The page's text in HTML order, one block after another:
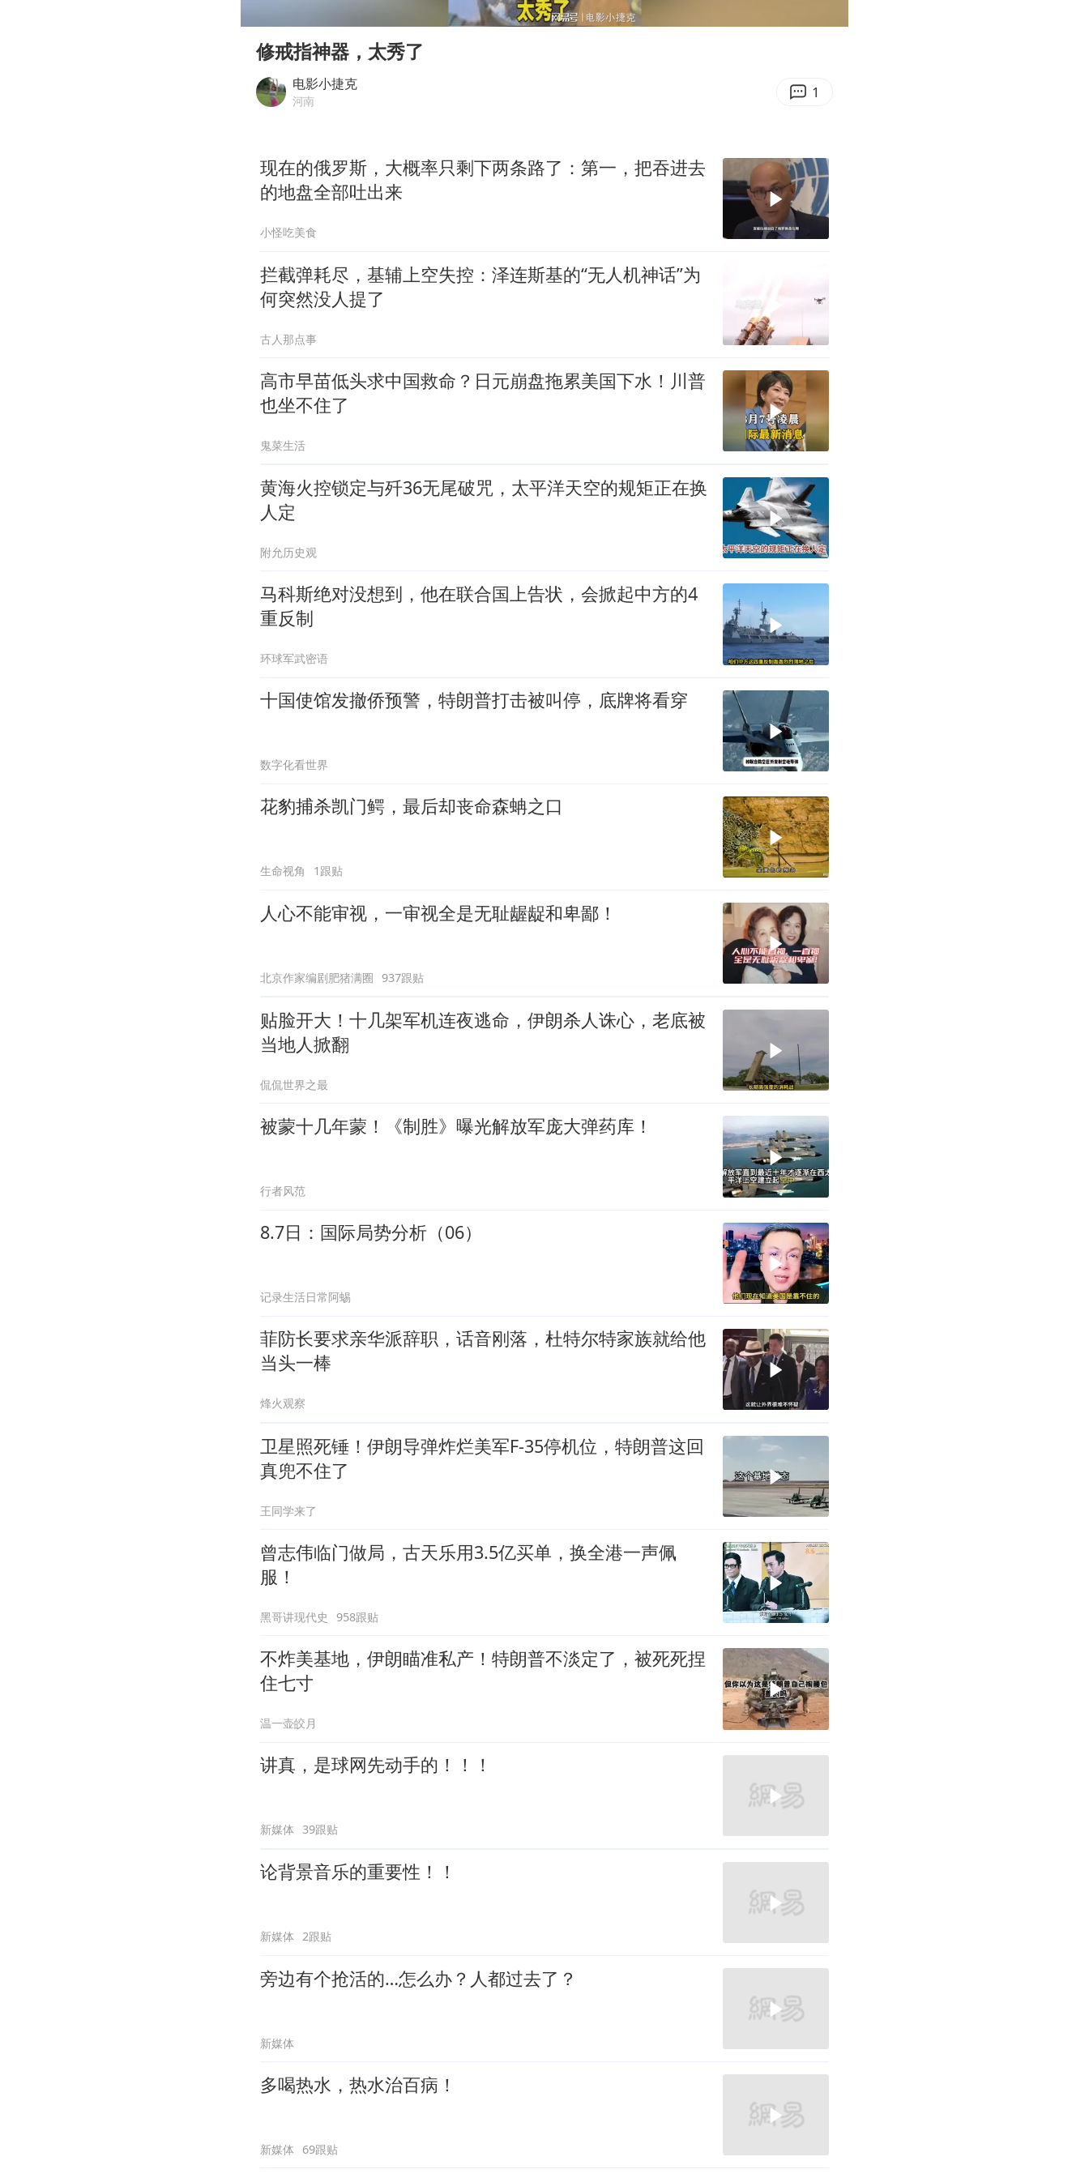
光伏八巨头签署“不低于成本价”倡议
胡彦斌获《歌手2026》歌王
2名小孩玩手机低头幅度近乎折叠
四川宜宾地震网友称睡觉被摇醒
修戒指神器，太秀了
电影小捷克
河南 1
现在的俄罗斯，大概率只剩下两条路了：第一，把吞进去
的地盘全部吐出来
小怪吃美食
拦截弹耗尽，基辅上空失控：泽连斯基的“无人机神话”为
何突然没人提了
古人那点事
高市早苗低头求中国救命？日元崩盘拖累美国下水！川普
也坐不住了
鬼菜生活
黄海火控锁定与歼36无尾破咒，太平洋天空的规矩正在换
人定
附允历史观
马科斯绝对没想到，他在联合国上告状，会掀起中方的4
重反制
环球军武密语
十国使馆发撤侨预警，特朗普打击被叫停，底牌将看穿
数字化看世界
花豹捕杀凯门鳄，最后却丧命森蚺之口
生命视角 1跟贴
人心不能审视，一审视全是无耻龌龊和卑鄙！
北京作家编剧肥猪满圈 937跟贴
贴脸开大！十几架军机连夜逃命，伊朗杀人诛心，老底被
当地人掀翻
侃侃世界之最
被蒙十几年蒙！《制胜》曝光解放军庞大弹药库！
行者风范
8.7日：国际局势分析（06）
记录生活日常阿蜴
菲防长要求亲华派辞职，话音刚落，杜特尔特家族就给他
当头一棒
烽火观察
卫星照死锤！伊朗导弹炸烂美军F-35停机位，特朗普这回
真兜不住了
王同学来了
曾志伟临门做局，古天乐用3.5亿买单，换全港一声佩
服！
黑哥讲现代史 958跟贴
不炸美基地，伊朗瞄准私产！特朗普不淡定了，被死死捏
住七寸
温一壶皎月
讲真，是球网先动手的！！！
新媒体 39跟贴
论背景音乐的重要性！！
新媒体 2跟贴
旁边有个抢活的…怎么办？人都过去了？
新媒体
多喝热水，热水治百病！
新媒体 69跟贴